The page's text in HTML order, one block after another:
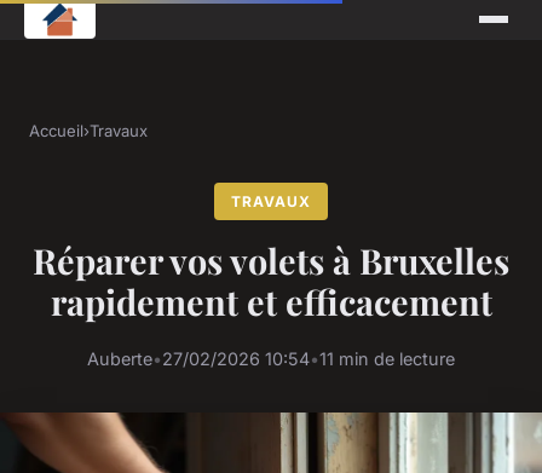
Accueil›Travaux
TRAVAUX
Réparer vos volets à Bruxelles
rapidement et efficacement
Auberte•27/02/2026 10:54•11 min de lecture